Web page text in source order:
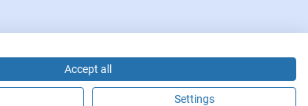
Accept all
Settings